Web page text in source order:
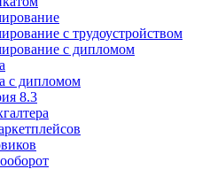
с трудоустройством
с дипломом
с дипломом
8.3